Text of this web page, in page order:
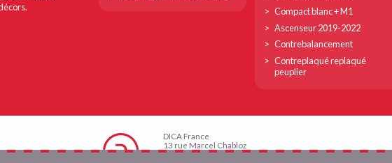
Compact blanc + M1
Ascenseur 2019-2022
Contrebalancement
Contreplaqué replaqué
peuplier
DICA France
13 rue Marcel Chabloz
38400 Saint-Martin d’Hères